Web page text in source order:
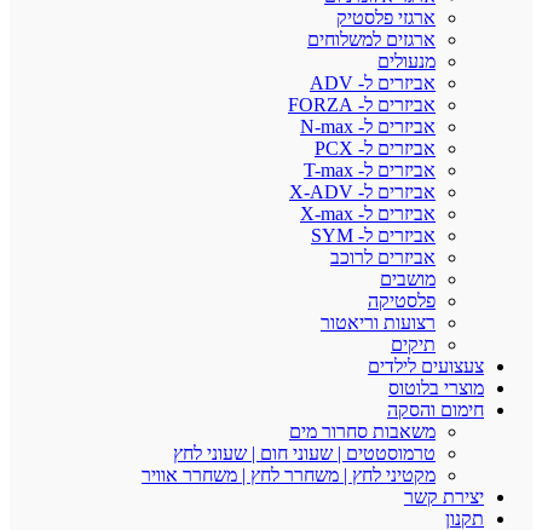
ארגזי פלסטיק
ארגזים למשלוחים
מנעולים
אביזרים ל- ADV
אביזרים ל- FORZA
אביזרים ל- N-max
אביזרים ל- PCX
אביזרים ל- T-max
אביזרים ל- X-ADV
אביזרים ל- X-max
אביזרים ל- SYM
אביזרים לרוכב
מושבים
פלסטיקה
רצועות וריאטור
תיקים
צעצועים לילדים
מוצרי בלוטוס
חימום והסקה
משאבות סחרור מים
טרמוסטטים | שעוני חום | שעוני לחץ
מקטיני לחץ | משחרר לחץ | משחרר אוויר
יצירת קשר
תקנון